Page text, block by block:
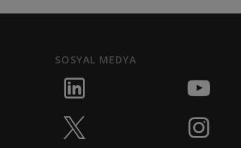
SOSYAL MEDYA